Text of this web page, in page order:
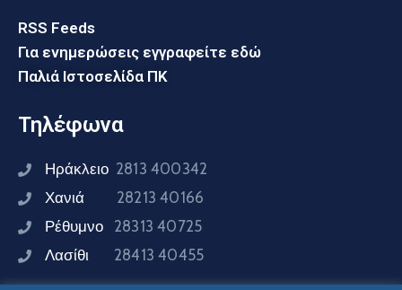
RSS Feeds
Για ενημερώσεις εγγραφείτε εδώ
Παλιά Ιστοσελίδα ΠΚ
Τηλέφωνα
Ηράκλειο 2813 400342
Χανιά 28213 40166
Ρέθυμνο 28313 40725
Λασίθι 28413 40455